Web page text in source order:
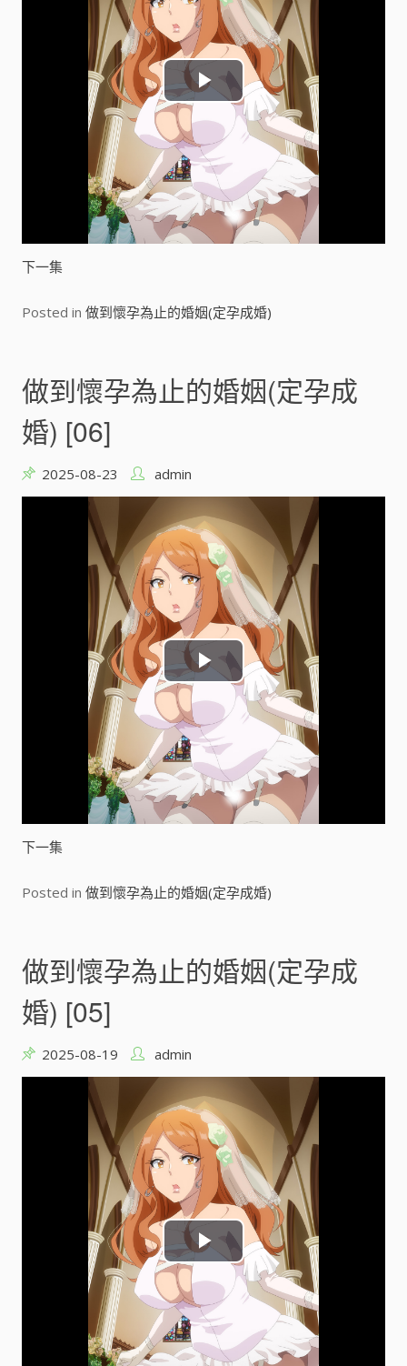
P
l
a
y
i
e
下一集
Posted in 做到懷孕為止的婚姻(定孕成婚)
做到懷孕為止的婚姻(定孕成
婚) [06]
2025-08-23 admin
P
l
a
y
i
e
下一集
Posted in 做到懷孕為止的婚姻(定孕成婚)
做到懷孕為止的婚姻(定孕成
婚) [05]
2025-08-19 admin
P
l
a